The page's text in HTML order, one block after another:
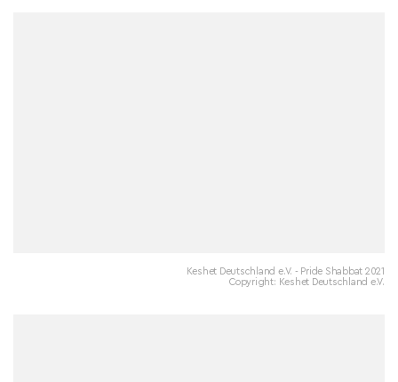
Keshet Deutschland e.V. - Pride Shabbat 2021
Copyright: Keshet Deutschland e.V.